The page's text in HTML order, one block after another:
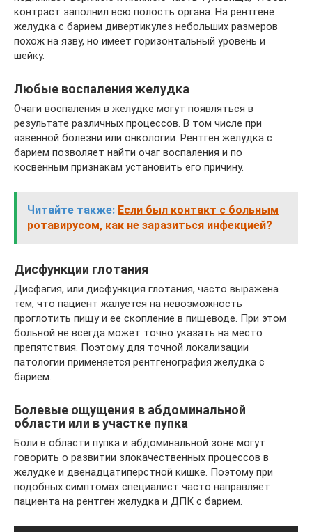
контраст заполнил всю полость органа. На рентгене
желудка с барием дивертикулез небольших размеров
похож на язву, но имеет горизонтальный уровень и
шейку.
Любые воспаления желудка
Очаги воспаления в желудке могут появляться в
результате различных процессов. В том числе при
язвенной болезни или онкологии. Рентген желудка с
барием позволяет найти очаг воспаления и по
косвенным признакам установить его причину.
Читайте также: Если был контакт с больным
ротавирусом, как не заразиться инфекцией?
Дисфункции глотания
Дисфагия, или дисфункция глотания, часто выражена
тем, что пациент жалуется на невозможность
проглотить пищу и ее скопление в пищеводе. При этом
больной не всегда может точно указать на место
препятствия. Поэтому для точной локализации
патологии применяется рентгенография желудка с
барием.
Болевые ощущения в абдоминальной
области или в участке пупка
Боли в области пупка и абдоминальной зоне могут
говорить о развитии злокачественных процессов в
желудке и двенадцатиперстной кишке. Поэтому при
подобных симптомах специалист часто направляет
пациента на рентген желудка и ДПК с барием.